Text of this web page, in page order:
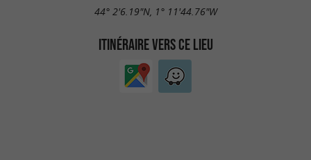
44° 2'6.19"N, 1° 11'44.76"W
ITINÉRAIRE VERS CE LIEU